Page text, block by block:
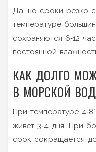
Да, но сроки резко
температуре
сохраняются 6‑12
постоянной
КАК ДОЛГО
В МОРСКОЙ
При температуре
живёт 3‑4 дня. При
срок сокращается